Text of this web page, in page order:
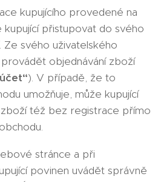
kupujícího provedené na
přistupovat do svého
Ze svého uživatelského
objednávání zboží
). V případě, že to
umožňuje, může kupující
též bez registrace přímo
stránce a při
povinen uvádět správně